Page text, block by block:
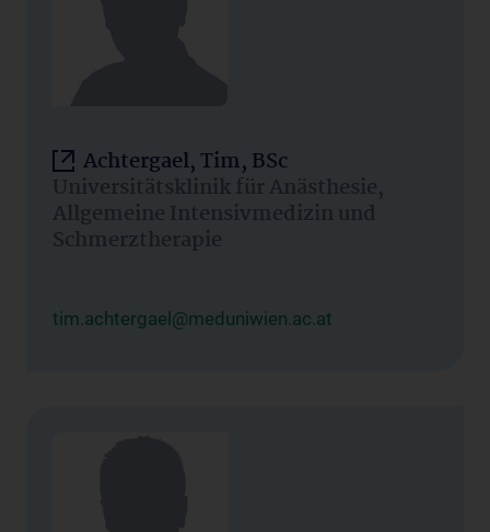
Achtergael, Tim, BSc
Universitätsklinik für Anästhesie,
Allgemeine Intensivmedizin und
Schmerztherapie
tim.achtergael@meduniwien.ac.at